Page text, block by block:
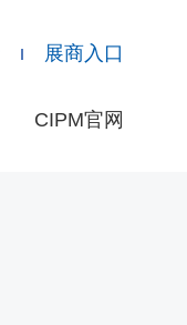
展商入口
CIPM官网